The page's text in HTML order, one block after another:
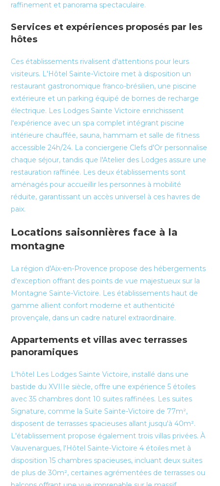
raffinement et panorama spectaculaire.
Services et expériences proposés par les
hôtes
Ces établissements rivalisent d'attentions pour leurs
visiteurs. L'Hôtel Sainte-Victoire met à disposition un
restaurant gastronomique franco-brésilien, une piscine
extérieure et un parking équipé de bornes de recharge
électrique. Les Lodges Sainte Victoire enrichissent
l'expérience avec un spa complet intégrant piscine
intérieure chauffée, sauna, hammam et salle de fitness
accessible 24h/24. La conciergerie Clefs d'Or personnalise
chaque séjour, tandis que l'Atelier des Lodges assure une
restauration raffinée. Les deux établissements sont
aménagés pour accueillir les personnes à mobilité
réduite, garantissant un accès universel à ces havres de
paix.
Locations saisonnières face à la
montagne
La région d'Aix-en-Provence propose des hébergements
d'exception offrant des points de vue majestueux sur la
Montagne Sainte-Victoire. Les établissements haut de
gamme allient confort moderne et authenticité
provençale, dans un cadre naturel extraordinaire.
Appartements et villas avec terrasses
panoramiques
L'hôtel Les Lodges Sainte Victoire, installé dans une
bastide du XVIIIe siècle, offre une expérience 5 étoiles
avec 35 chambres dont 10 suites raffinées. Les suites
Signature, comme la Suite Sainte-Victoire de 77m²,
disposent de terrasses spacieuses allant jusqu'à 40m².
L'établissement propose également trois villas privées. À
Vauvenargues, l'Hôtel Sainte-Victoire 4 étoiles met à
disposition 15 chambres spacieuses, incluant deux suites
de plus de 30m², certaines agrémentées de terrasses ou